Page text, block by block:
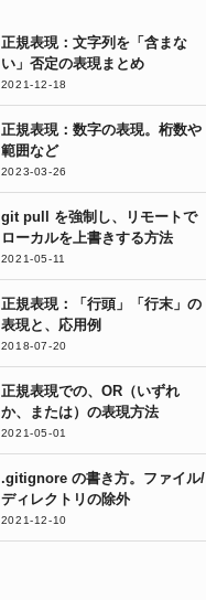
正規表現：文字列を「含まな
い」否定の表現まとめ
2021-12-18
正規表現：数字の表現。桁数や
範囲など
2023-03-26
git pull を強制し、リモートで
ローカルを上書きする方法
2021-05-11
正規表現：「行頭」「行末」の
表現と、応用例
2018-07-20
正規表現での、OR（いずれ
か、または）の表現方法
2021-05-01
.gitignore の書き方。ファイル/
ディレクトリの除外
2021-12-10